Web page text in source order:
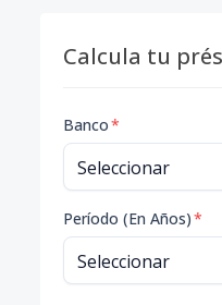
Calcula tu
Banco*
Período (En Años)*